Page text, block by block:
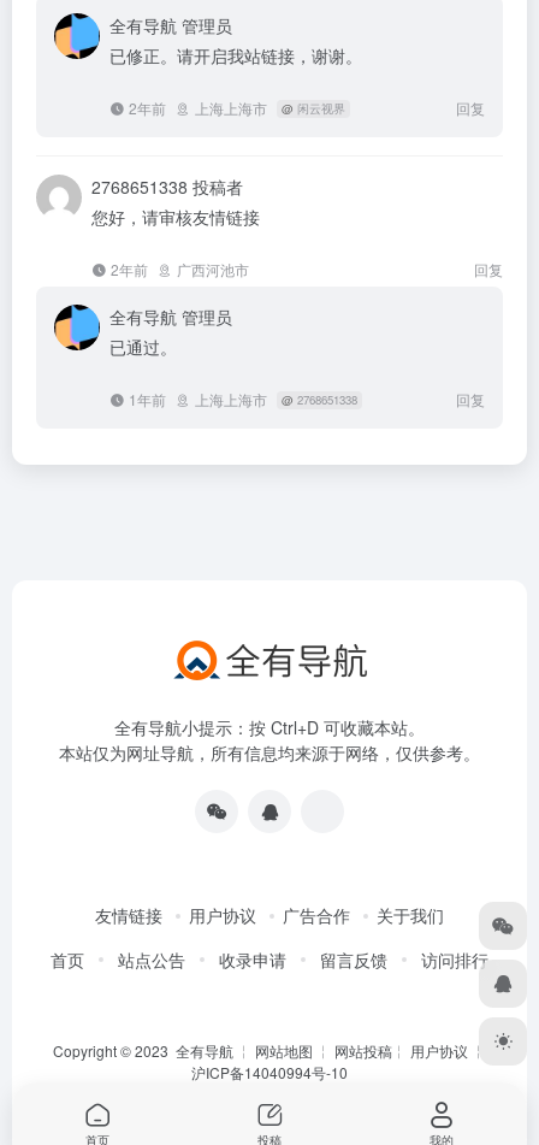
全有导航 管理员
已修正。请开启我站链接，谢谢。
2年前 上海上海市 @ 闲云视界 回复
2768651338 投稿者
您好，请审核友情链接
2年前 广西河池市 回复
全有导航 管理员
已通过。
1年前 上海上海市 @ 2768651338 回复
全有导航小提示：按 Ctrl+D 可收藏本站。
本站仅为网址导航，所有信息均来源于网络，仅供参考。
友情链接 用户协议 广告合作
关于我们
首页
站点公告 收录申请 留言反馈 访问排行
Copyright © 2023 全有导航 ╎ 网站地图 ╎ 网站投稿 ╎ 用户协议 ╎
沪ICP备14040994号-10
首页 投稿 我的